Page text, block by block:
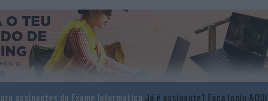
assinantes da Exame Informática Já é assinante? Faça login AQUI